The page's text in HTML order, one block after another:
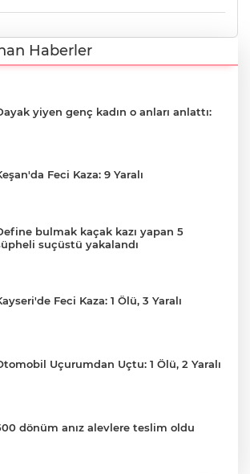
Haberler
yiyen genç kadın o anları anlattı:
Feci Kaza: 9 Yaralı
bulmak kaçak kazı yapan 5
suçüstü yakalandı
Feci Kaza: 1 Ölü, 3 Yaralı
Uçurumdan Uçtu: 1 Ölü, 2 Yaralı
dönüm anız alevlere teslim oldu